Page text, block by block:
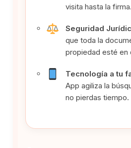
visita hasta la firma.
Seguridad
que toda la
propiedad esté en
Tecnología a tu
App agiliza la
no pierdas tiempo.